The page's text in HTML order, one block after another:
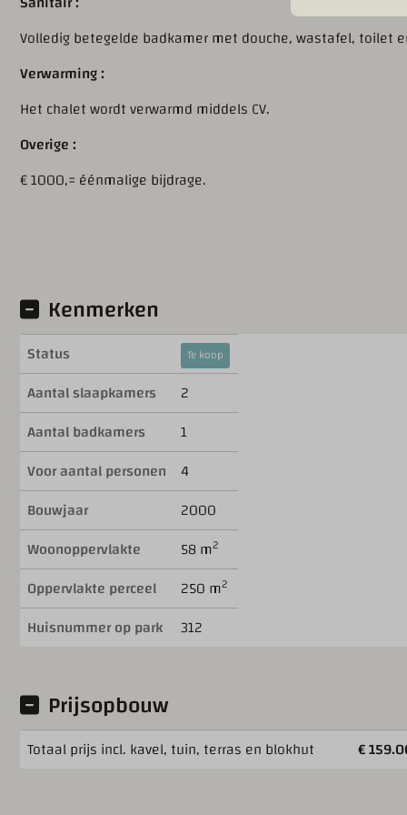
Volledig betegelde badkamer met douche, wastafel, toilet
Verwarming :
Het chalet wordt verwarmd middels CV.
Overige :
€ 1000,= éénmalige bijdrage.
Kenmerken
Status Te koop
Aantal slaapkamers
2
Aantal badkamers
1
Voor aantal personen 4
Bouwjaar
2000
Woonoppervlakte
58 m2
Oppervlakte perceel 250 m2
Huisnummer op park 312
Prijsopbouw
Totaal prijs incl. kavel, tuin, terras en blokhut €